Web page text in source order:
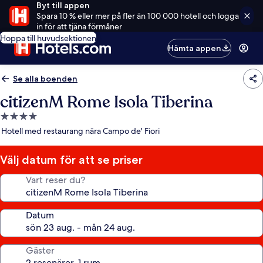
Byt till appen
Spara 10 % eller mer på fler än 100 000 hotell och logga
in för att tjäna förmåner
Hoppa till huvudsektionen
Hämta appen
Se alla boenden
citizenM Rome Isola Tiberina
4.0-
stjärnigt
Hotell med restaurang nära Campo de' Fiori
Välj datum för att se priser
Vart reser du?
Datum
Gäster